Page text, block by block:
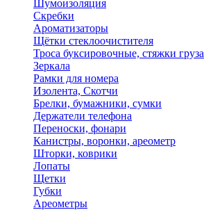
Шумоизоляция
Скребки
Ароматизаторы
Щётки стеклоочистителя
Троса буксировочные, стяжки груза
Зеркала
Рамки для номера
Изолента, Скотчи
Брелки, бумажники, сумки
Держатели телефона
Переноски, фонари
Канистры, воронки, ареометр
Шторки, коврики
Лопаты
Щетки
Губки
Ареометры